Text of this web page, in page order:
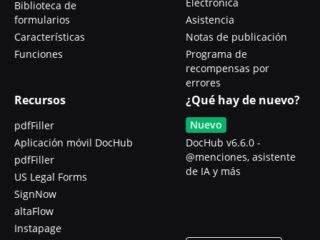
Biblioteca de
formularios
Características
Funciones
Asistencia
Notas de publicación
Programa de
recompensas por
errores
Recursos
pdfFiller
Aplicación móvil DocHub
pdfFiller
US Legal Forms
SignNow
altaFlow
Instapage
¿Qué hay de nuevo?
Nuevo
DocHub v6.6.0 -
@menciones, asistente
de IA y más